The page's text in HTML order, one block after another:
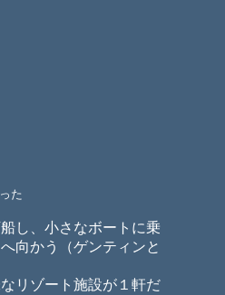
た
し、小さなボートに乗
向かう（ゲンティンと
リゾート施設が１軒だ